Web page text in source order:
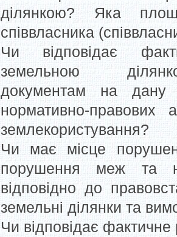
ділянкою? Яка
співвласника
Чи відповідає
земельною
документам на дану
нормативно-правових
землекористування?
Чи має місце
порушення меж та
відповідно до
земельні ділянки та
Чи відповідає